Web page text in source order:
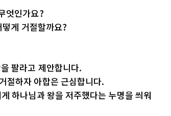
엇인가요?
게 거절할까요?
팔라고 제안합니다.
절하자 아합은 근심합니다.
하나님과 왕을 저주했다는 누명을 씌워